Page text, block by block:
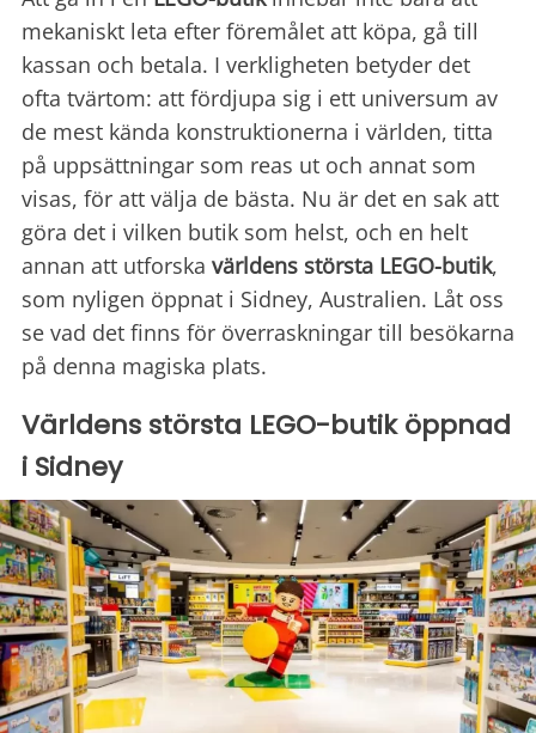
mekaniskt leta efter föremålet att köpa, gå till
kassan och betala. I verkligheten betyder det
ofta tvärtom: att fördjupa sig i ett universum av
de mest kända konstruktionerna i världen, titta
på uppsättningar som reas ut och annat som
visas, för att välja de bästa. Nu är det en sak att
göra det i vilken butik som helst, och en helt
annan att utforska världens största LEGO-butik,
som nyligen öppnat i Sidney, Australien. Låt oss
se vad det finns för överraskningar till besökarna
på denna magiska plats.
Världens största LEGO-butik öppnad
i Sidney